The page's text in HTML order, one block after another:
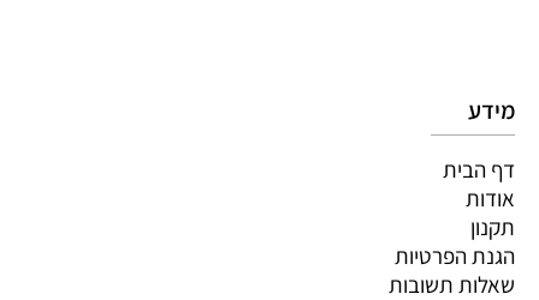
מידע
דף הבית
אודות
תקנון
הגנת הפרטיות
שאלות תשובות